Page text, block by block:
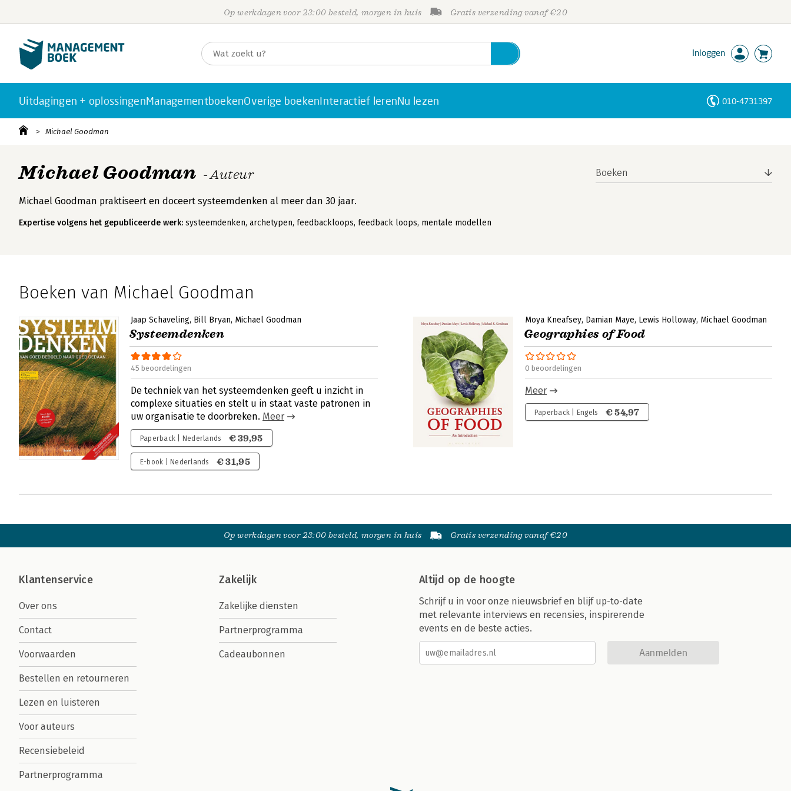
Op werkdagen voor 23:00 besteld, morgen in huis Gratis verzending vanaf €20
Inloggen
Uitdagingen + oplossingenManagementboekenOverige boekenInteractief lerenNu lezen 010-4731397
Michael Goodman
Michael Goodman - Auteur
Michael Goodman praktiseert en doceert systeemdenken al meer dan 30 jaar.
Expertise volgens het gepubliceerde werk: systeemdenken, archetypen, feedbackloops, feedback loops, mentale modellen
Boeken
Boeken van Michael Goodman
Jaap Schaveling Bill Bryan Michael Goodman
Systeemdenken
45 beoordelingen
De techniek van het systeemdenken geeft u inzicht in
complexe situaties en stelt u in staat vaste patronen in
uw organisatie te doorbreken. Meer
Paperback | Nederlands € 39,95
E-book | Nederlands € 31,95
Moya Kneafsey Damian Maye Lewis Holloway Michael Goodman
Geographies of Food
0 beoordelingen
Meer
Paperback | Engels € 54,97
Op werkdagen voor 23:00 besteld, morgen in huis Gratis verzending vanaf €20
Klantenservice
Over ons
Contact
Voorwaarden
Bestellen en retourneren
Lezen en luisteren
Voor auteurs
Recensiebeleid
Partnerprogramma
Zakelijk
Zakelijke diensten
Partnerprogramma
Cadeaubonnen
Altijd op de hoogte
Schrijf u in voor onze nieuwsbrief en blijf up-to-date
met relevante interviews en recensies, inspirerende
events en de beste acties.
Aanmelden
Personen